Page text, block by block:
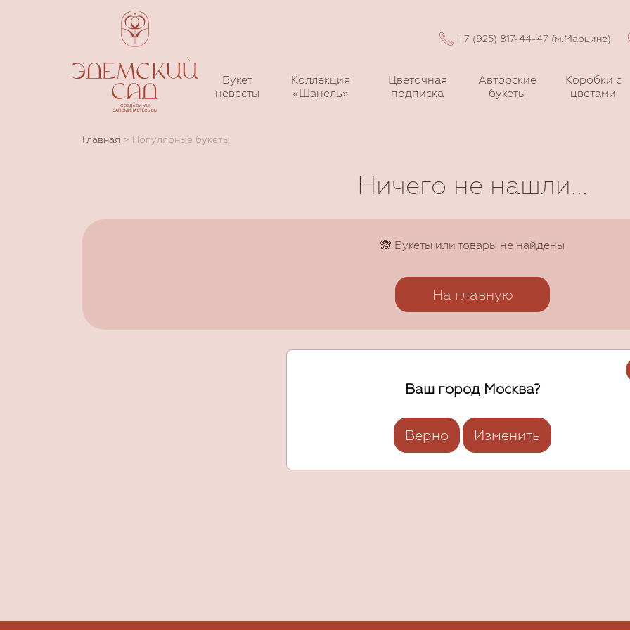
+7 (925) 817-44-47 (м.Марьино)
Букет
невесты
Коллекция
«Шанель»
Цветочная
подписка
Авторские
букеты
Коробки с
цветами
Главная > Популярные букеты
Ничего не нашли...
🙈 Букеты или товары не найдены
На главную
Ваш город Москва?
Верно Изменить